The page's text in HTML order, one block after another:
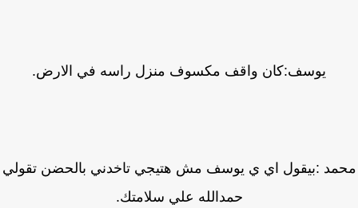
يوسف:كان واقف مكسوف منزل راسه في الارض.
:بيقول اي ي يوسف مش هتيجي تاخدني بالحضن تقولي
حمدالله علي سلامتك.